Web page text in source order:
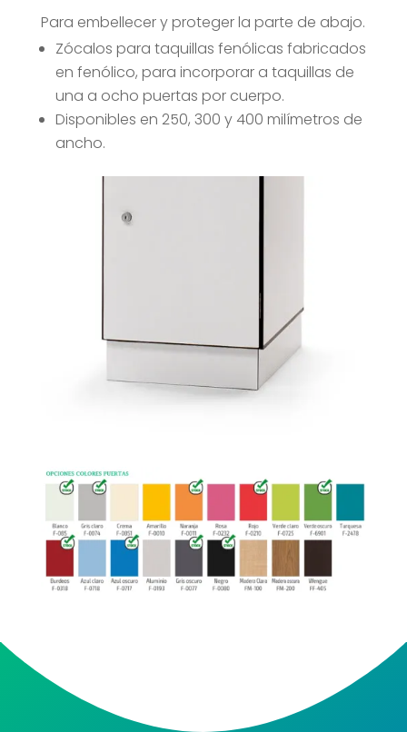
Para embellecer y proteger la parte de abajo.
Zócalos para taquillas fenólicas fabricados
en fenólico, para incorporar a taquillas de
una a ocho puertas por cuerpo.
Disponibles en 250, 300 y 400 milímetros de
ancho.